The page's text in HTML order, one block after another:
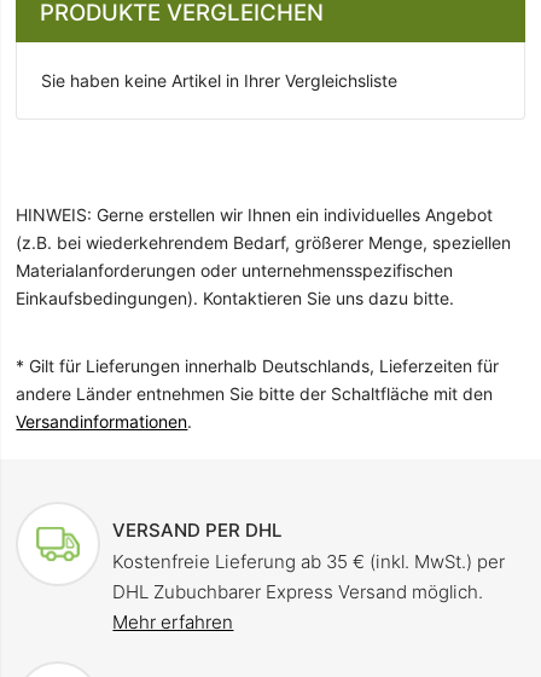
PRODUKTE VERGLEICHEN
Sie haben keine Artikel in Ihrer Vergleichsliste
HINWEIS: Gerne erstellen wir Ihnen ein individuelles Angebot
(z.B. bei wiederkehrendem Bedarf, größerer Menge, speziellen
Materialanforderungen oder unternehmensspezifischen
Einkaufsbedingungen). Kontaktieren Sie uns dazu bitte.
* Gilt für Lieferungen innerhalb Deutschlands, Lieferzeiten für
andere Länder entnehmen Sie bitte der Schaltfläche mit den
Versandinformationen.
VERSAND PER DHL
Kostenfreie Lieferung ab 35 € (inkl. MwSt.) per
DHL Zubuchbarer Express Versand möglich.
Mehr erfahren